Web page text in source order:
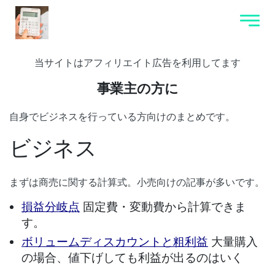
当サイトはアフィリエイト広告を利用してます
事業主の方に
自身でビジネスを行っている方向けのまとめです。
ビジネス
まずは商売に関する計算式。小売向けの記事が多いです。
損益分岐点 固定費・変動費から計算できま
す。
ボリュームディスカウントと粗利益 大量購入
の場合、値下げしても利益が出るのはいく